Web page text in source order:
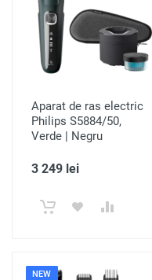
Aparat de ras electric
Philips S5884/50,
Verde | Negru
3 249 lei
NEW